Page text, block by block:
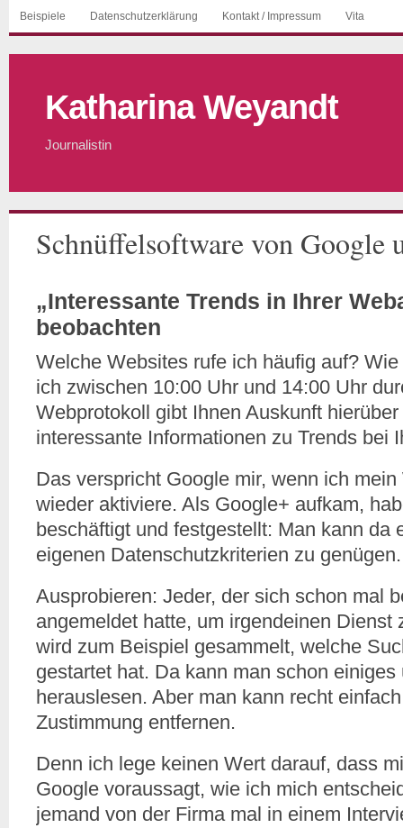
Beispiele Datenschutzerklärung Kontakt / Impressum Vita
Katharina Weyandt
Journalistin
Schnüffelsoftware von Google
„Interessante Trends in Ihrer
beobachten
Welche Websites rufe ich häufig auf?
ich zwischen 10:00 Uhr und 14:00 Uhr
Webprotokoll gibt Ihnen Auskunft
interessante Informationen zu Trends bei
Das verspricht Google mir, wenn ich
wieder aktiviere. Als Google+ aufkam,
beschäftigt und festgestellt: Man kann da
eigenen Datenschutzkriterien zu genügen.
Ausprobieren: Jeder, der sich schon mal
angemeldet hatte, um irgendeinen Dienst
wird zum Beispiel gesammelt, welche
gestartet hat. Da kann man schon
herauslesen. Aber man kann recht
Zustimmung entfernen.
Denn ich lege keinen Wert darauf, dass
Google voraussagt, wie ich mich
jemand von der Firma mal in einem